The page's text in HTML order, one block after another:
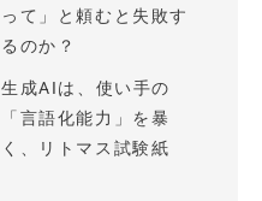
って」と頼むと失敗す
るのか？
生成AIは、使い手の
「言語化能力」を暴
く、リトマス試験紙